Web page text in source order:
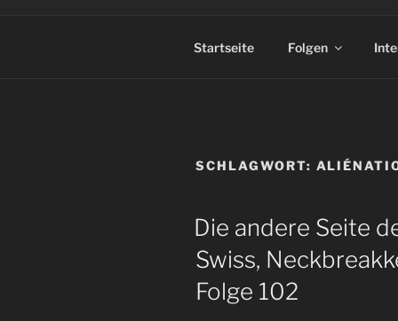
Startseite Folgen
SCHLAGWORT:
Die andere Seite
Swiss,
Folge 102